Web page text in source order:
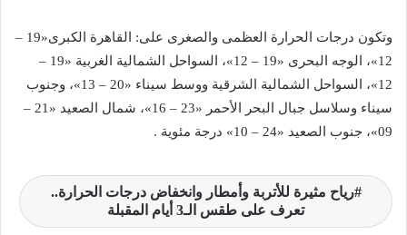
وتكون درجات الحرارة العظمى والصغرى على: القاهرة الكبرى«19 –
12»، الوجه البحرى «19 – 12»، السواحل الشمالية الغربية «19 –
12»، السواحل الشمالية الشرقية ووسط سيناء «20 – 13»، وجنوب
سيناء وسلاسل جبال البحر الأحمر «23 – 16»، شمال الصعيد «21 –
09»، جنوب الصعيد «24 – 10» درجة مئوية .
رياح مثيرة للأتربة وأمطار وانخفاض درجات الحرارة..
تعرف على طقس الـ3 أيام المقبلة